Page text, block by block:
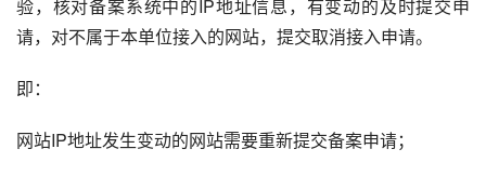
验，核对备案系统中的IP地址信息，有变动的及时提交申
请，对不属于本单位接入的网站，提交取消接入申请。
即：
网站IP地址发生变动的网站需要重新提交备案申请；